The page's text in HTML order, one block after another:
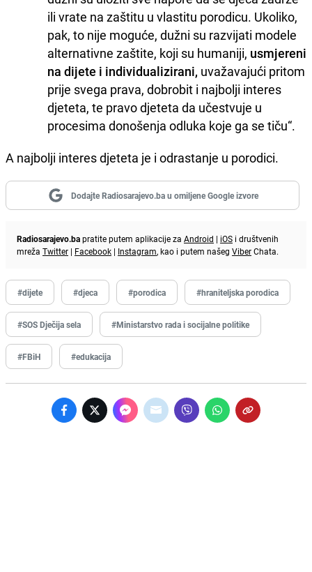
ili vrate na zaštitu u vlastitu porodicu. Ukoliko,
pak, to nije moguće, dužni su razvijati modele
alternativne zaštite, koji su humaniji, usmjereni
na dijete i individualizirani, uvažavajući pritom
prije svega prava, dobrobit i najbolji interes
djeteta, te pravo djeteta da učestvuje u
procesima donošenja odluka koje ga se tiču“.
A najbolji interes djeteta je i odrastanje u porodici.
Dodajte Radiosarajevo.ba u omiljene Google izvore
Radiosarajevo.bapratite putem aplikacije za Android | iOS i društvenih
mreža Twitter | Facebook | Instagram, kao i putem našeg ViberChata.
#dijete #djeca #porodica #hraniteljska porodica
#SOS Dječija sela #Ministarstvo rada i socijalne politike
#FBiH #edukacija